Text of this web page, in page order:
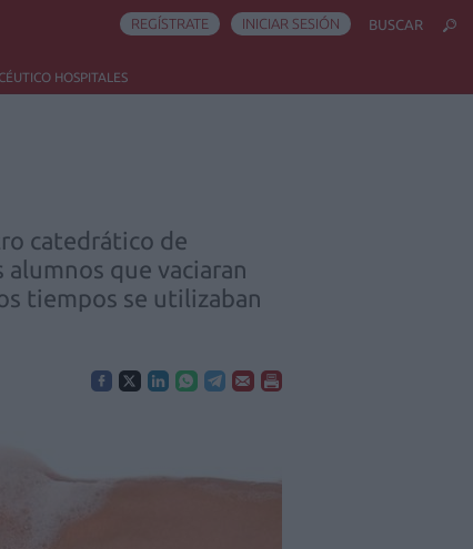
HOSPITALES
REGÍSTRATE INICIAR SESIÓN BUSCAR
catedrático de
que vaciaran
tiempos se utilizaban